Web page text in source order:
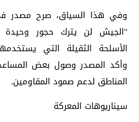
وفي هذا السياق، صرح مصدر
"الجيش لن يترك حجور
الأسلحة الثقيلة التي
وأكد المصدر وصول بعض
المناطق لدعم صمود المقاومين.
سيناريوهات المعركة